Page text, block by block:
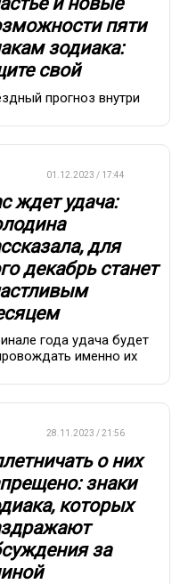
пяти
зодиака:
свой
прогноз внутри
01.12.2023 / 17:44
ждет удача:
для
декабрь станет
года удача будет
именно их
28.11.2023 / 21:56
о них
знаки
которых
за